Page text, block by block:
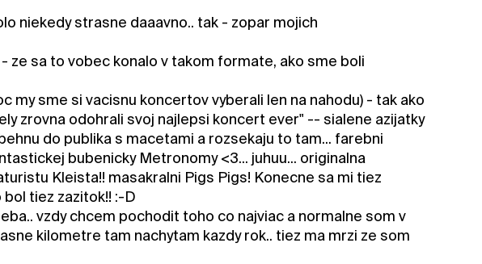
niekedy strasne daaavno.. tak - zopar mojich
ze sa to vobec konalo v takom formate, ako sme boli
my sme si vacisnu koncertov vyberali len na nahodu) - tak ako
zrovna odohrali svoj najlepsi koncert ever" -- sialene azijatky
do publika s macetami a rozsekaju to tam... farebni
bubenicky Metronomy <3... juhuu... originalna
Kleista!! masakralni Pigs Pigs! Konecne sa mi tiez
tiez zazitok!! :-D
vzdy chcem pochodit toho co najviac a normalne som v
kilometre tam nachytam kazdy rok.. tiez ma mrzi ze som